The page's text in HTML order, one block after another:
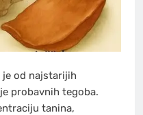
je od najstarijih
probavnih tegoba.
tanina,